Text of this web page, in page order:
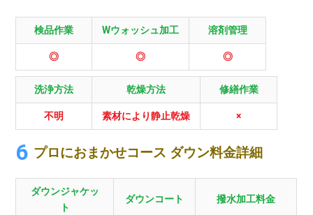
検品作業 Wウォッシュ加工 溶剤管理
◎ ◎ ◎
洗浄方法 乾燥方法 修繕作業
不明 素材により静止乾燥 ×
プロにおまかせコース ダウン料金詳細
ダウンジャケッ
ト
ダウンコート 撥水加工料金